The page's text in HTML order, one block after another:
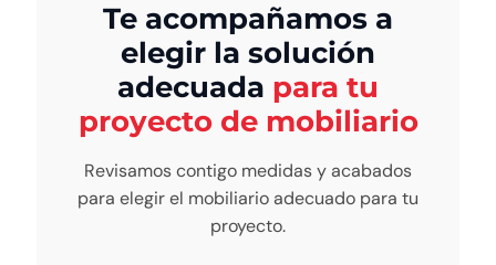
Te acompañamos a
elegir la solución
adecuada para tu
proyecto de mobiliario
Revisamos contigo medidas y acabados
para elegir el mobiliario adecuado para tu
proyecto.